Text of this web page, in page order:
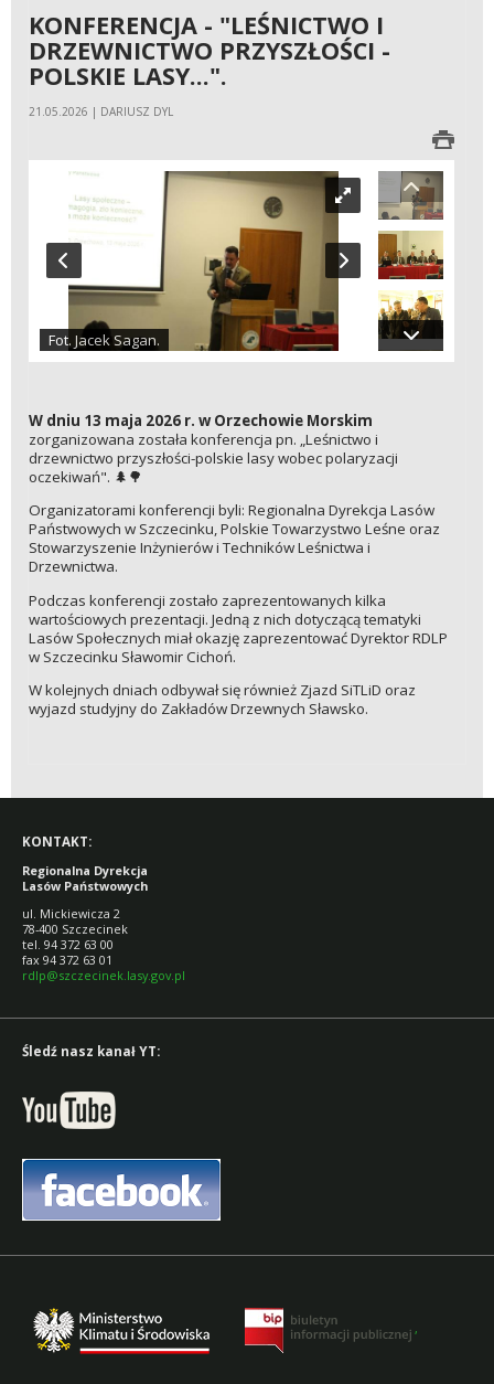
KONFERENCJA - "LEŚNICTWO I
DRZEWNICTWO PRZYSZŁOŚCI -
POLSKIE LASY...".
21.05.2026 | DARIUSZ DYL
Fot. Jacek Sagan.
W dniu 13 maja 2026 r. w Orzechowie Morskim
zorganizowana została konferencja pn. „Leśnictwo i
drzewnictwo przyszłości-polskie lasy wobec polaryzacji
oczekiwań". 🌲🌳
Organizatorami konferencji byli: Regionalna Dyrekcja Lasów
Państwowych w Szczecinku, Polskie Towarzystwo Leśne oraz
Stowarzyszenie Inżynierów i Techników Leśnictwa i
Drzewnictwa.
Podczas konferencji zostało zaprezentowanych kilka
wartościowych prezentacji. Jedną z nich dotyczącą tematyki
Lasów Społecznych miał okazję zaprezentować Dyrektor RDLP
w Szczecinku Sławomir Cichoń.
W kolejnych dniach odbywał się również Zjazd SiTLiD oraz
wyjazd studyjny do Zakładów Drzewnych Sławsko.
KONTAKT:
Regionalna Dyrekcja
Lasów Państwowych
ul. Mickiewicza 2
78-400 Szczecinek
tel. 94 372 63 00
fax 94 372 63 01
rdlp@szczecinek.lasy.gov.pl
Śledź nasz kanał YT:
,